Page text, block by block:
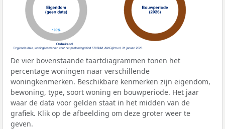
De vier bovenstaande taartdiagrammen tonen het
percentage woningen naar verschillende
woningkenmerken. Beschikbare kenmerken zijn eigendom,
bewoning, type, soort woning en bouwperiode. Het jaar
waar de data voor gelden staat in het midden van de
grafiek. Klik op de afbeelding om deze groter weer te
geven.